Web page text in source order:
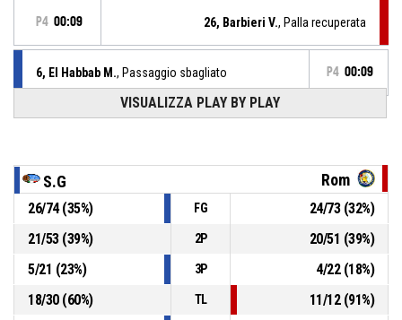
P4 00:09 26, Barbieri V., Palla recuperata
6, El Habbab M., Passaggio sbagliato P4 00:09
29, Sarni S., Rimbalzo difensivo P4 00:20
P4 00:22 , 2 Punti - Tiro in sospensione sbagliato
, Passaggio sbagliato 00:40
29, Sarni S. , Sostituzione - Entra P4 00:42
VISUALIZZA PLAY BY PLAY
S.G Rom
26/74(35%) FG 24/73(32%)
21/53(39%) 2P 20/51 (39%)
5/21 (23%) 3P 4/22(18%)
18/30(60%) TL 11/12(91%)